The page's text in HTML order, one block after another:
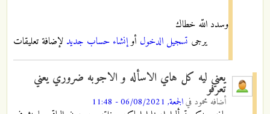
وسدد اللّه خطاك
يرجى تسجيل الدخول أوإنشاء حساب جديد لإضافة تعليقات
يعني ليه كل هاي الاسأله و الاجوبه ضروري يعني
تعرفو
أضافه محمود فيالجمعة, 06/08/2021 - 11:48